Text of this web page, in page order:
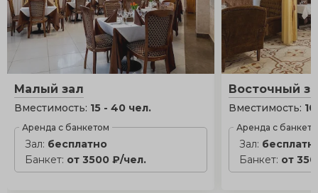
Малый зал
Вместимость: 15 - 40 чел.
Аренда с банкетом
Зал: бесплатно
Банкет: от 3500 ₽/чел.
Восточный
Вместимость:
Аренда с
Зал:
Банкет: от